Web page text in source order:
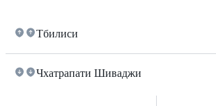
Тбилиси
Чхатрапати Шиваджи